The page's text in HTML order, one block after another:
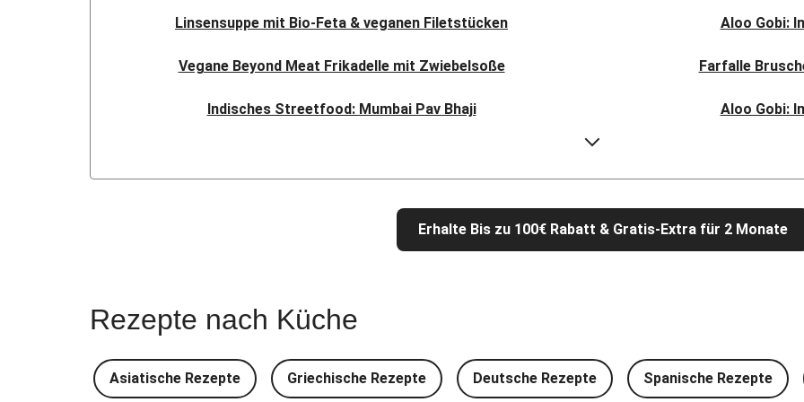
Linsensuppe mit Bio-Feta & veganen Filetstücken Aloo Gobi:
Vegane Beyond Meat Frikadelle mit Zwiebelsoße Farfalle
Indisches Streetfood: Mumbai Pav Bhaji Aloo Gobi:
Doppelte vegane Beyond Meat Frikadelle Buttrige
Camembert En Croûte mit Kartoffeln und Salat
Chana Masala mit Kichererbsen und Babyspinat Scharfe Linsensuppe
Erhalte Bis zu 100€ Rabatt & Gratis-Extra für 2 Monate
Rezepte nach Küche
Asiatische Rezepte Griechische Rezepte Deutsche Rezepte Spanische Rezepte